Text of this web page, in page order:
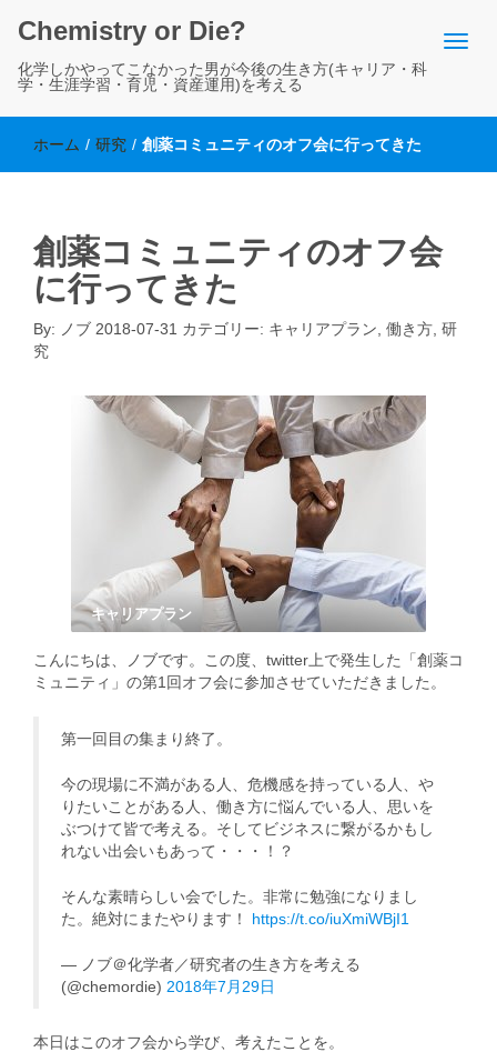
Chemistry or Die?
化学しかやってこなかった男が今後の生き方(キャリア・科
学・生涯学習・育児・資産運用)を考える
ホーム / 研究 / 創薬コミュニティのオフ会に行ってきた
創薬コミュニティのオフ会
に行ってきた
By: ノブ 2018-07-31 カテゴリー: キャリアプラン 働き方 研
究
キャリアプラン
こんにちは、ノブです。この度、twitter上で発生した「創薬コ
ミュニティ」の第1回オフ会に参加させていただきました。
第一回目の集まり終了。
今の現場に不満がある人、危機感を持っている人、や
りたいことがある人、働き方に悩んでいる人、思いを
ぶつけて皆で考える。そしてビジネスに繋がるかもし
れない出会いもあって・・・！？
そんな素晴らしい会でした。非常に勉強になりまし
た。絶対にまたやります！ https://t.co/iuXmiWBjI1
— ノブ＠化学者／研究者の生き方を考える
(@chemordie) 2018年7月29日
本日はこのオフ会から学び、考えたことを。